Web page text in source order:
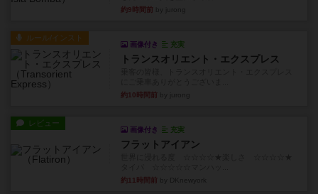
約9時間前
ルール/インスト
画像付き 充実
トランスオリエント・エクスプレス
約10時間前
レビュー
画像付き 充実
フラットアイアン
約11時間前 by DKnewyork